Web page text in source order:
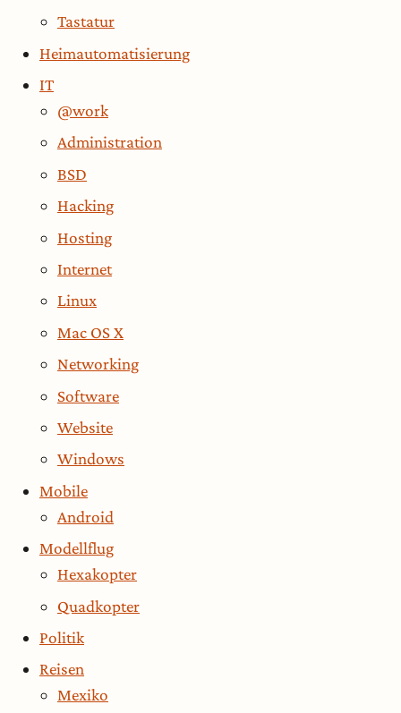
Tastatur
Heimautomatisierung
IT
@work
Administration
BSD
Hacking
Hosting
Internet
Linux
Mac OS X
Networking
Software
Website
Windows
Mobile
Android
Modellflug
Hexakopter
Quadkopter
Politik
Reisen
Mexiko